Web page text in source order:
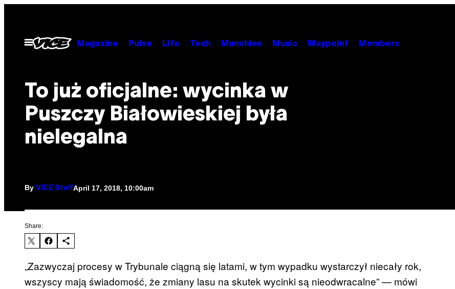
contentOpen
Menu
Magazine Pulse Life Tech Munchies Music Waypoint Members
To już oficjalne: wycinka w
Puszczy Białowieskiej była
nielegalna
By VICE StaffApril 17, 2018, 10:00am
Share:
„Zazwyczaj procesy w Trybunale ciągną się latami, w tym wypadku wystarczył niecały rok,
wszyscy mają świadomość, że zmiany lasu na skutek wycinki są nieodwracalne” — mówi